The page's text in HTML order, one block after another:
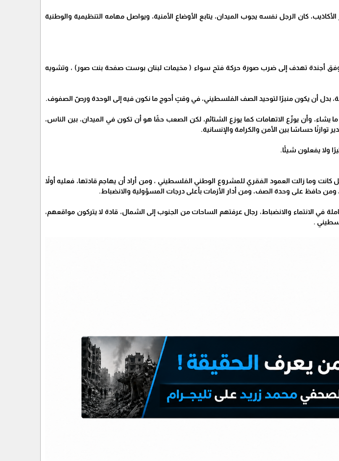
كان الرجل نفسه يجوب الميدان، يتابع الأوضاع الأمنية، ويواصل مهامه التنظيمية والوطنية
أجندة تهدف إلى ضرب صورة حركة فتح سواء ( مخيمات لبنان بوست صفحة بنت صور) ، وتشويه
بدل أن يكون منبرًا لتوحيد الصف الفلسطيني، في وقتٍ أحوج ما نكون فيه إلى الوحدة ورصّ الصفوف.
وأن يوزّع الاتهامات كما يوزع الشتائم، لكن الصعب حقًا هو أن تكون في الميدان، بين الناس،
توازنًا حساسًا بين الأمن والكرامة والإنسانية.
ولا يفعلون شيئًا.
وما زالت العمود الفقري للمشروع الوطني الفلسطيني ، ومن أراد أن يهاجم قادتها، فعليه أولاً
حافظ على وحدة الصف، ومن أدار الأزمات بأعلى درجات المسؤولية والانضباط.
في الانتماء والانضباط، رجال عرفتهم الساحات من الجنوب إلى الشمال، قادة لا يتركون مواقعهم،
.